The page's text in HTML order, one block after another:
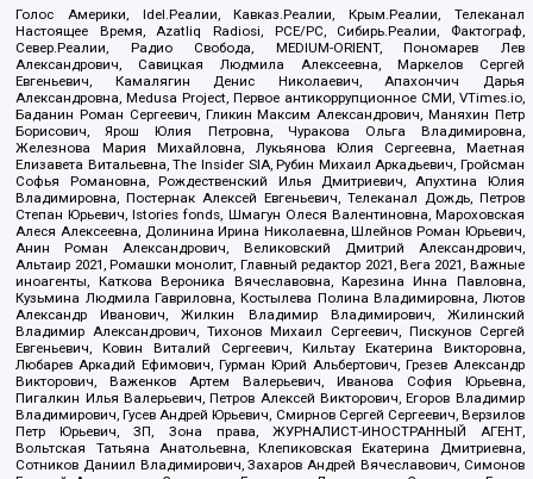
Голос Америки, Idel.Реалии, Кавказ.Реалии, Крым.Реалии, Телеканал
Настоящее Время, Azatliq Radiosi, PCE/PC, Сибирь.Реалии, Фактограф,
Север.Реалии, Радио Свобода, MEDIUM-ORIENT, Пономарев Лев
Александрович, Савицкая Людмила Алексеевна, Маркелов Сергей
Евгеньевич, Камалягин Денис Николаевич, Апахончич Дарья
Александровна, Medusa Project, Первое антикоррупционное СМИ, VTimes.io,
Баданин Роман Сергеевич, Гликин Максим Александрович, Маняхин Петр
Борисович, Ярош Юлия Петровна, Чуракова Ольга Владимировна,
Железнова Мария Михайловна, Лукьянова Юлия Сергеевна, Маетная
Елизавета Витальевна, The Insider SIA, Рубин Михаил Аркадьевич, Гройсман
Софья Романовна, Рождественский Илья Дмитриевич, Апухтина Юлия
Владимировна, Постернак Алексей Евгеньевич, Телеканал Дождь, Петров
Степан Юрьевич, Istories fonds, Шмагун Олеся Валентиновна, Мароховская
Алеся Алексеевна, Долинина Ирина Николаевна, Шлейнов Роман Юрьевич,
Анин Роман Александрович, Великовский Дмитрий Александрович,
Альтаир 2021, Ромашки монолит, Главный редактор 2021, Вега 2021, Важные
иноагенты, Каткова Вероника Вячеславовна, Карезина Инна Павловна,
Кузьмина Людмила Гавриловна, Костылева Полина Владимировна, Лютов
Александр Иванович, Жилкин Владимир Владимирович, Жилинский
Владимир Александрович, Тихонов Михаил Сергеевич, Пискунов Сергей
Евгеньевич, Ковин Виталий Сергеевич, Кильтау Екатерина Викторовна,
Любарев Аркадий Ефимович, Гурман Юрий Альбертович, Грезев Александр
Викторович, Важенков Артем Валерьевич, Иванова София Юрьевна,
Пигалкин Илья Валерьевич, Петров Алексей Викторович, Егоров Владимир
Владимирович, Гусев Андрей Юрьевич, Смирнов Сергей Сергеевич, Верзилов
Петр Юрьевич, ЗП, Зона права, ЖУРНАЛИСТ-ИНОСТРАННЫЙ АГЕНТ,
Вольтская Татьяна Анатольевна, Клепиковская Екатерина Дмитриевна,
Сотников Даниил Владимирович, Захаров Андрей Вячеславович, Симонов